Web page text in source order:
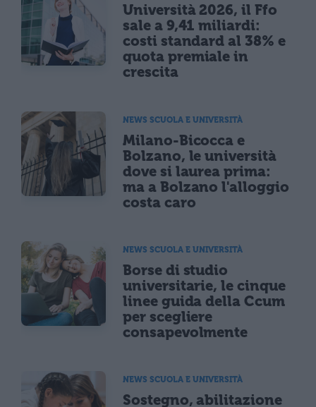
Università 2026, il Ffo
sale a 9,41 miliardi:
costi standard al 38% e
quota premiale in
crescita
NEWS SCUOLA E UNIVERSITÀ
Milano-Bicocca e
Bolzano, le università
dove si laurea prima:
ma a Bolzano l'alloggio
costa caro
NEWS SCUOLA E UNIVERSITÀ
Borse di studio
universitarie, le cinque
linee guida della Ccum
per scegliere
consapevolmente
NEWS SCUOLA E UNIVERSITÀ
Sostegno, abilitazione